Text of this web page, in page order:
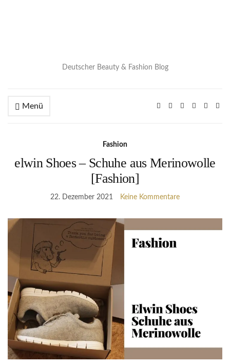
Deutscher Beauty & Fashion Blog
Menü
Fashion
elwin Shoes – Schuhe aus Merinowolle
[Fashion]
22. Dezember 2021 Keine Kommentare